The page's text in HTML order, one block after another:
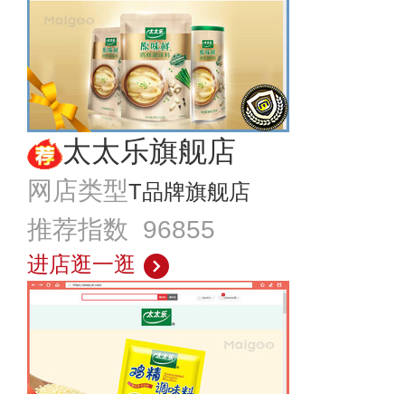
太太乐旗舰店
网店类型T品牌旗舰店
推荐指数 96855
进店逛一逛